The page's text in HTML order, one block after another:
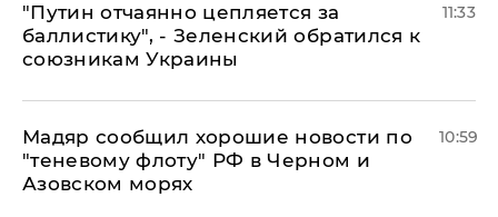
"Путин отчаянно цепляется за
баллистику", - Зеленский обратился к
союзникам Украины
11:33
Мадяр сообщил хорошие новости по
"теневому флоту" РФ в Черном и
Азовском морях
10:59